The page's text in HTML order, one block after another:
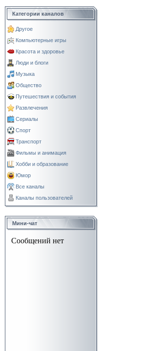
Категории каналов
Другое
Компьютерные игры
Красота и здоровье
Люди и блоги
Музыка
Общество
Путешествия и события
Развлечения
Сериалы
Спорт
Транспорт
Фильмы и анимация
Хобби и образование
Юмор
Все каналы
Каналы пользователей
Мини-чат